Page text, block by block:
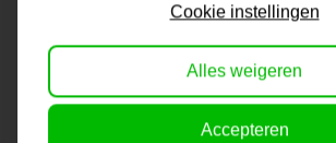
eigentijdse touch toe aan elke kamer. Of je
minimalistische look of juist iets meer
wanddecoratie past altijd.
Shop 'm nu op ArtDeals.nl en geef je muren
Cookie instellingen
Alles weigeren
Accepteren